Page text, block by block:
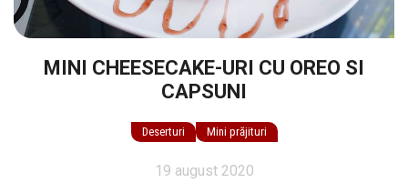
MINI CHEESECAKE-URI CU OREO SI
CAPSUNI
Deserturi Mini prăjituri
19 august 2020